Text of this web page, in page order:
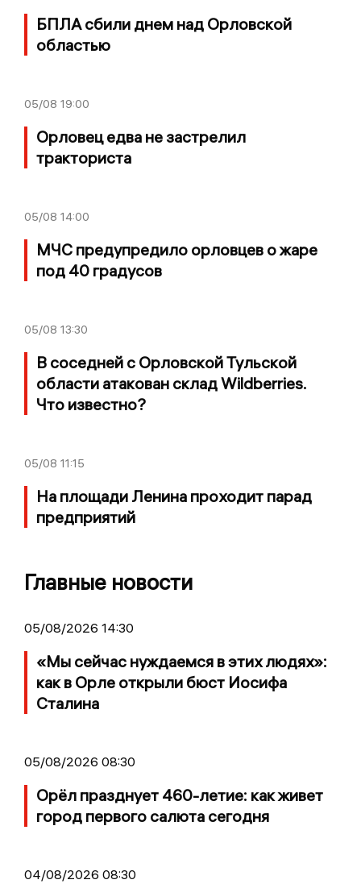
БПЛА сбили днем над Орловской
областью
05/08 19:00
Орловец едва не застрелил
тракториста
05/08 14:00
МЧС предупредило орловцев о жаре
под 40 градусов
05/08 13:30
В соседней с Орловской Тульской
области атакован склад Wildberries.
Что известно?
05/08 11:15
На площади Ленина проходит парад
предприятий
Главные новости
05/08/2026 14:30
«Мы сейчас нуждаемся в этих людях»:
как в Орле открыли бюст Иосифа
Сталина
05/08/2026 08:30
Орёл празднует 460-летие: как живет
город первого салюта сегодня
04/08/2026 08:30